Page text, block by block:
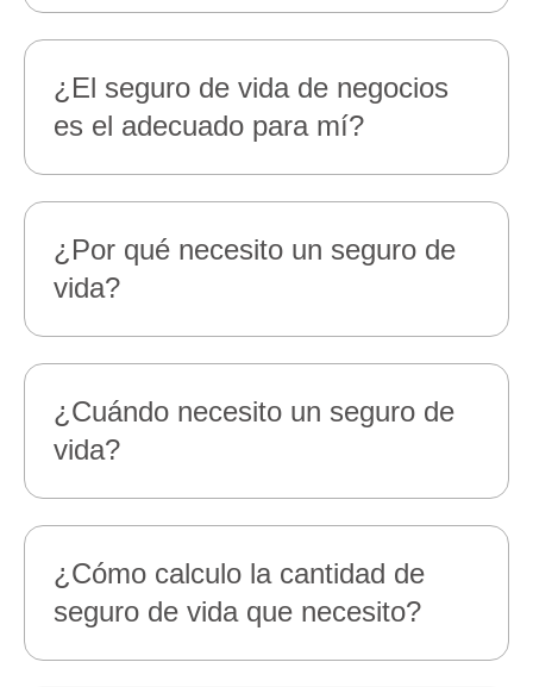
¿El seguro de vida de negocios
es el adecuado para mí?
¿Por qué necesito un seguro de
vida?
¿Cuándo necesito un seguro de
vida?
¿Cómo calculo la cantidad de
seguro de vida que necesito?